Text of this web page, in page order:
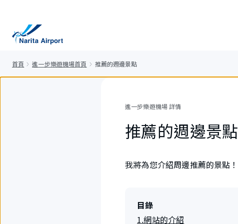
首頁 進一步樂遊機場首頁 推薦的週邊景點
進一步樂遊機場 詳情
推薦的週邊景點
我將為您介紹周邊推薦的景點！
目錄
1.網站的介紹